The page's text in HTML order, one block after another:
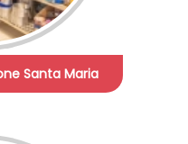
Santa Maria